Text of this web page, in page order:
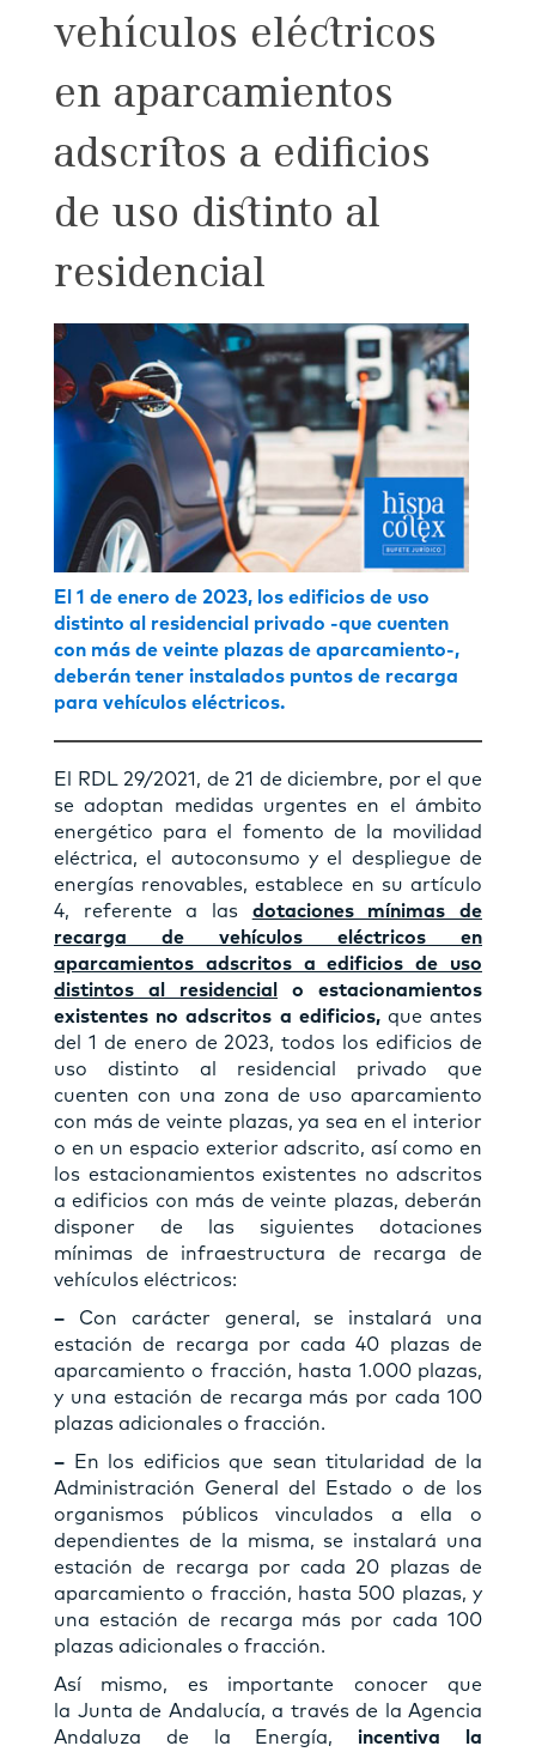
vehículos eléctricos
en aparcamientos
adscritos a edificios
de uso distinto al
residencial
El 1 de enero de 2023, los edificios de uso
distinto al residencial privado -que cuenten
con más de veinte plazas de aparcamiento-,
deberán tener instalados puntos de recarga
para vehículos eléctricos.
El RDL 29/2021, de 21 de diciembre, por el que
se adoptan medidas urgentes en el ámbito
energético para el fomento de la movilidad
eléctrica, el autoconsumo y el despliegue de
energías renovables, establece en su artículo
4, referente a las dotaciones mínimas de
recarga de vehículos eléctricos en
aparcamientos adscritos a edificios de uso
distintos al residencial
o estacionamientos
existentes no adscritos a edificios, que antes
del 1 de enero de 2023, todos los edificios de
uso distinto al residencial privado que
cuenten con una zona de uso aparcamiento
con más de veinte plazas, ya sea en el interior
o en un espacio exterior adscrito, así como en
los estacionamientos existentes no adscritos
a edificios con más de veinte plazas, deberán
disponer de las siguientes dotaciones
mínimas de infraestructura de recarga de
vehículos eléctricos:
– Con carácter general, se instalará una
estación de recarga por cada 40 plazas de
aparcamiento o fracción, hasta 1.000 plazas,
y una estación de recarga más por cada 100
plazas adicionales o fracción.
–
En los edificios que sean titularidad de la
Administración General del Estado o de los
organismos públicos vinculados a ella o
dependientes de la misma, se instalará una
estación de recarga por cada 20 plazas de
aparcamiento o fracción, hasta 500 plazas, y
una estación de recarga más por cada 100
plazas adicionales o fracción.
Así mismo, es importante conocer que
la Junta de Andalucía, a través de la Agencia
Andaluza de la Energía,incentiva la